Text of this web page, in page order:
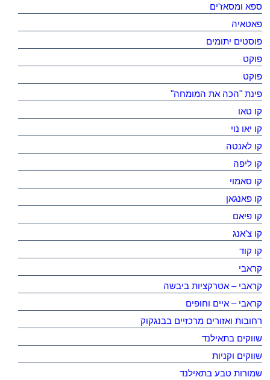
ספא ומסאז'ים
פאטאיה
פוסטים יתומים
פוקט
פוקט
פינת "הכה את המומחה"
קו טאו
קו יאו נוי
קו לאנטה
קו ליפה
קו סאמוי
קו פאנגאן
קו פיאם
קו צ'אנג
קו קוד
קראבי
קראבי – אטרקציות ביבשה
קראבי – איים וחופים
רחובות ואזורים מרכזיים בבנגקוק
שווקים בתאילנד
שווקים וקניות
שמורות טבע בתאילנד